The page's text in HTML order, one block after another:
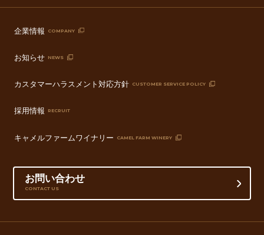
企業情報 COMPANY
お知らせ NEWS
カスタマーハラスメント対応方針 CUSTOMER SERVICE POLICY
採用情報 RECRUIT
キャメルファームワイナリー CAMEL FARM WINERY
お問い合わせ
CONTACT US